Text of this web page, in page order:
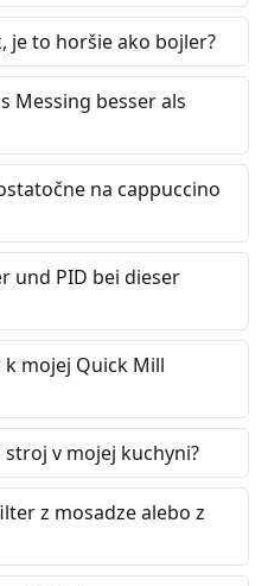
je to horšie ako bojler?
Messing besser als
na cappuccino
und PID bei dieser
mojej Quick Mill
v mojej kuchyni?
z mosadze alebo z